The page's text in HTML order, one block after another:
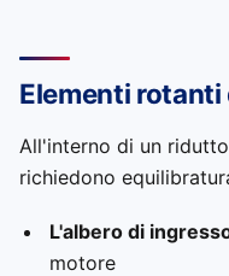
Elementi
All'interno di un
richiedono
L'albero di
motore